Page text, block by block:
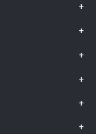
+
+
+
+
+
+